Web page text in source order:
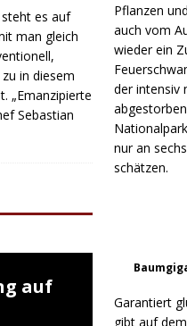
Pflanzen
auch vom
wieder ein
der intensiv
nur an
schätzen.
Garantiert
gibt auf
steht es auf
man gleich
in diesem
„Emanzipierte
Sebastian
auf